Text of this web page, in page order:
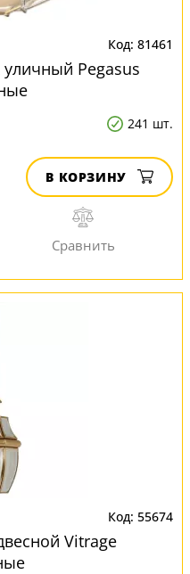
81461
Pegasus
241 шт.
В КОРЗИНУ
55674
Vitrage